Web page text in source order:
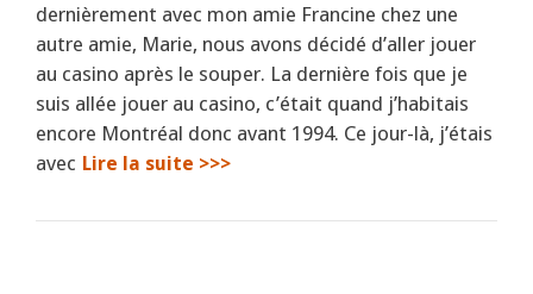
dernièrement avec mon amie Francine chez une
autre amie, Marie, nous avons décidé d’aller jouer
au casino après le souper. La dernière fois que je
suis allée jouer au casino, c’était quand j’habitais
encore Montréal donc avant 1994. Ce jour-là, j’étais
avec Lire la suite >>>